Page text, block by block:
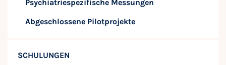
Psychiatriespezifische Messungen
Abgeschlossene Pilotprojekte
SCHULUNGEN